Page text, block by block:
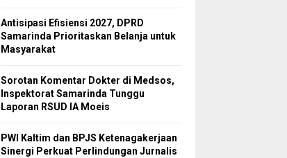
Antisipasi Efisiensi 2027, DPRD
Samarinda Prioritaskan Belanja untuk
Masyarakat
Sorotan Komentar Dokter di Medsos,
Inspektorat Samarinda Tunggu
Laporan RSUD IA Moeis
PWI Kaltim dan BPJS Ketenagakerjaan
Sinergi Perkuat Perlindungan Jurnalis